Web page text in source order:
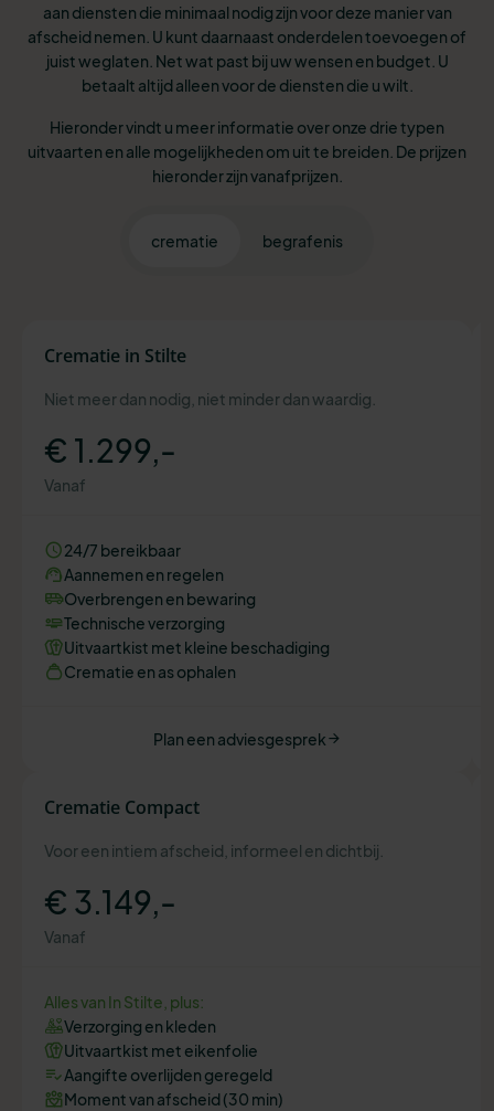
aan diensten die minimaal nodig zijn voor deze manier van
afscheid nemen. U kunt daarnaast onderdelen toevoegen of
juist weglaten. Net wat past bij uw wensen en budget. U
betaalt altijd alleen voor de diensten die u wilt.
Hieronder vindt u meer informatie over onze drie typen
uitvaarten en alle mogelijkheden om uit te breiden. De prijzen
hieronder zijn vanafprijzen.
crematie begrafenis
Crematie in Stilte
Niet meer dan nodig, niet minder dan waardig.
€ 1.299,-
Vanaf
24/7 bereikbaar
Aannemen en regelen
Overbrengen en bewaring
Technische verzorging
Uitvaartkist met kleine beschadiging
Crematie en as ophalen
Plan een adviesgesprek
Crematie Compact
Voor een intiem afscheid, informeel en dichtbij.
€ 3.149,-
Vanaf
Alles van In Stilte, plus:
Verzorging en kleden
Uitvaartkist met eikenfolie
Aangifte overlijden geregeld
Moment van afscheid (30 min)